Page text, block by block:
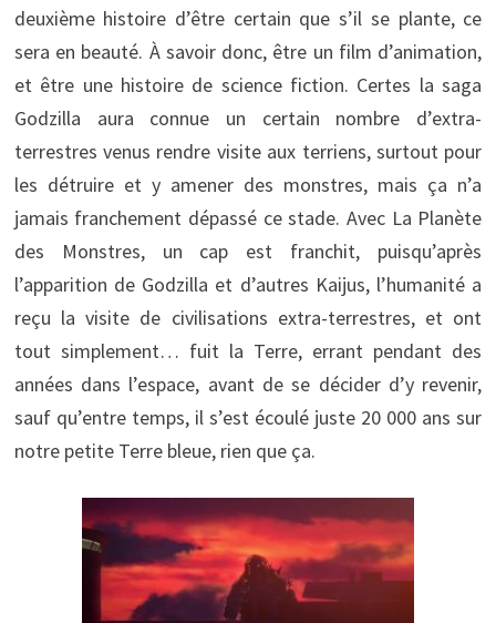
deuxième histoire d’être certain que s’il se plante, ce
sera en beauté. À savoir donc, être un film d’animation,
et être une histoire de science fiction. Certes la saga
Godzilla aura connue un certain nombre d’extra-
terrestres venus rendre visite aux terriens, surtout pour
les détruire et y amener des monstres, mais ça n’a
jamais franchement dépassé ce stade. Avec La Planète
des Monstres, un cap est franchit, puisqu’après
l’apparition de Godzilla et d’autres Kaijus, l’humanité a
reçu la visite de civilisations extra-terrestres, et ont
tout simplement… fuit la Terre, errant pendant des
années dans l’espace, avant de se décider d’y revenir,
sauf qu’entre temps, il s’est écoulé juste 20 000 ans sur
notre petite Terre bleue, rien que ça.